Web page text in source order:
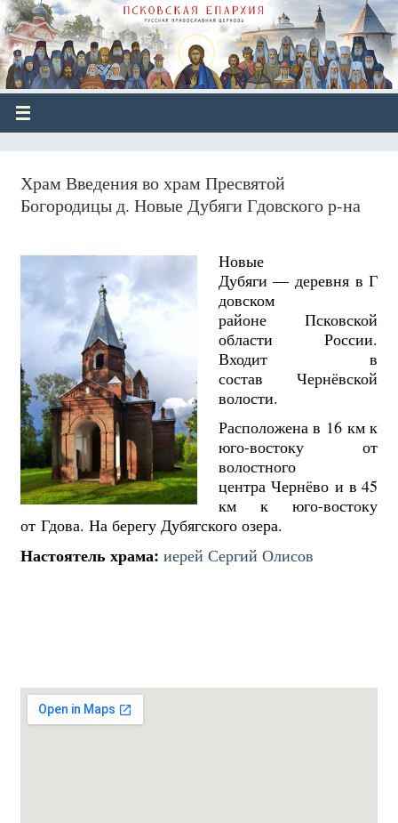
Храм Введения во храм Пресвятой
Богородицы д. Новые Дубяги Гдовского р-на
Новые
Дубяги — деревня в Г
довском
районе Псковской
области России.
Входит в
состав Чернёвской
волости.
Расположена в 16 км к
юго-востоку от
волостного
центра Чернёво и в 45
км к юго-востоку
от Гдова. На берегу Дубягского озера.
Настоятель храма: иерей Сергий Олисов